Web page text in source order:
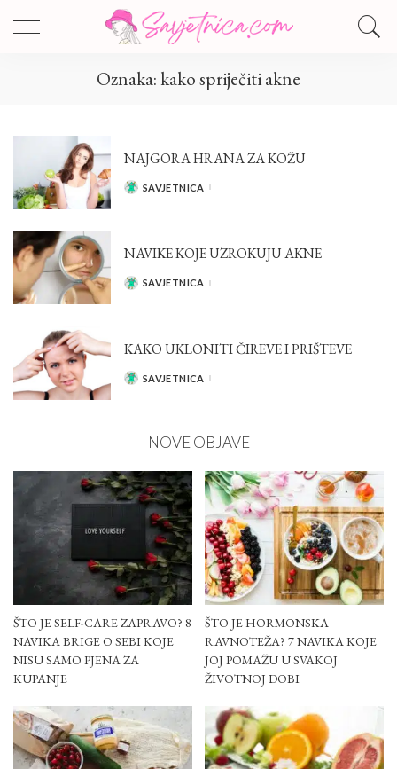
Oznaka:kako spriječiti akne
NAJGORA HRANA ZA KOŽU
POSTED
SAVJETNICA
NAVIKE KOJE UZROKUJU AKNE
POSTED
SAVJETNICA
KAKO UKLONITI ČIREVE I PRIŠTEVE
POSTED
SAVJETNICA
NOVE OBJAVE
ŠTO JE SELF-CARE ZAPRAVO? 8
NAVIKA BRIGE O SEBI KOJE
NISU SAMO PJENA ZA
KUPANJE
ŠTO JE HORMONSKA
RAVNOTEŽA? 7 NAVIKA KOJE
JOJ POMAŽU U SVAKOJ
ŽIVOTNOJ DOBI